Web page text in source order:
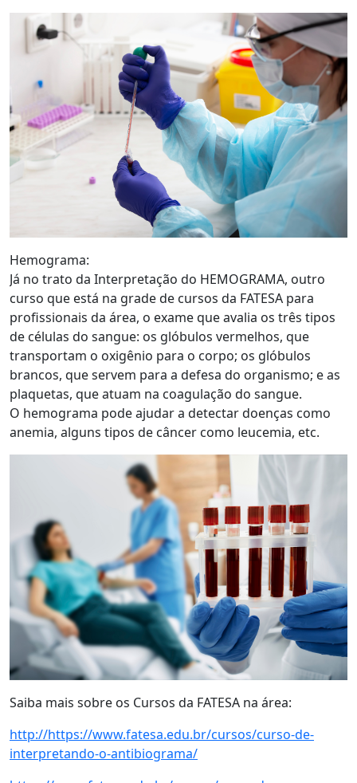
Hemograma:
Já no trato da Interpretação do HEMOGRAMA, outro
curso que está na grade de cursos da FATESA para
profissionais da área, o exame que avalia os três tipos
de células do sangue: os glóbulos vermelhos, que
transportam o oxigênio para o corpo; os glóbulos
brancos, que servem para a defesa do organismo; e as
plaquetas, que atuam na coagulação do sangue.
O hemograma pode ajudar a detectar doenças como
anemia, alguns tipos de câncer como leucemia, etc.
Saiba mais sobre os Cursos da FATESA na área:
http://https://www.fatesa.edu.br/cursos/curso-de-
interpretando-o-antibiograma/